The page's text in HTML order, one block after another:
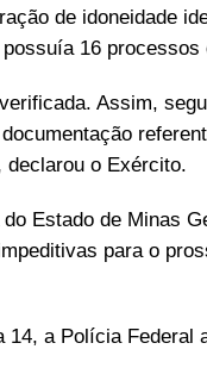
de idoneidade
16
Assim,
declarou o Exército.
Estado de Minas
para o
a Polícia Federal